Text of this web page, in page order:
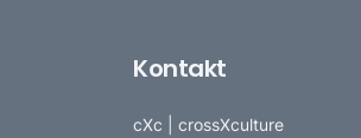
Kontakt
cXc | crossXculture